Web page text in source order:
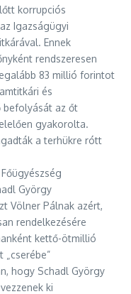
korrupciós
Igazságügyi
Ennek
rendszeresen
83 millió forintot
és
befolyását az őt
gyakorolta.
a terhükre rótt
György
Völner Pálnak azért,
rendelkezésére
kettő-ötmillió
hogy Schadl György
ki